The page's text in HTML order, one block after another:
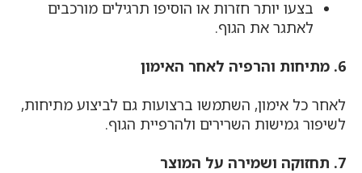
בצעו יותר חזרות או הוסיפו תרגילים מורכבים
לאתגר את הגוף.
6. מתיחות והרפיה לאחר האימון
לאחר כל אימון, השתמשו ברצועות גם לביצוע מתיחות,
לשיפור גמישות השרירים ולהרפיית הגוף.
7. תחזוקה ושמירה על המוצר